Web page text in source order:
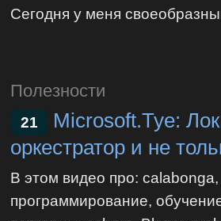
Сегодня у меня
Полезности
21
Microsoft.Tye:
оркестратор и не
В этом видео про:
программирование,